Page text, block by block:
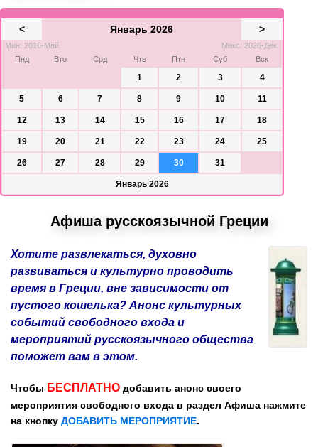
< Январь 2026 >
Мин: 2016-Май.
Макс: 2026-Дек.
Пнд
Вто Срд Чтв Птн Суб Вск
1 2 3 4
5 6 7 8 9 10 11
12 13 14 15 16 17 18
19 20 21 22 23 24 25
26 27 28 29 30 31
Январь 2026
Афиша русскоязычной Греции
Хотите развлекаться, духовно
развиваться и культурно проводить
время в Греции, вне зависимости от
пустого кошелька? Анонс культурных
событий свободного входа и
мероприятий русскоязычного общества
поможет вам в этом.
Чтобы БЕСПЛАТНО добавить анонс своего
мероприятия свободного входа в раздел Афиша нажмите
на кнопку ДОБАВИТЬ МЕРОПРИЯТИЕ.